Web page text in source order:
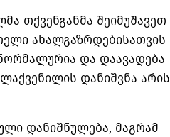
თქვენგანმა შეიმუშავეთ
ახალგაზრდებისათვის
და დაავადება
დანიშვნა არის
დანიშნულება, მაგრამ